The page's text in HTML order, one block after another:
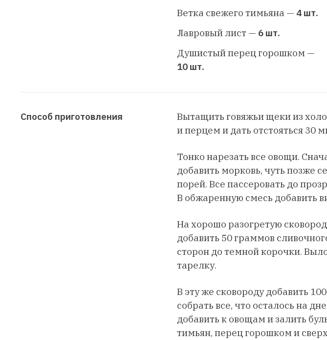
Ветка свежего тимьяна — 4 шт.
Лавровый лист — 6 шт.
Душистый перец горошком —
10 шт.
Способ приготовления
Вытащить говяжьи щеки из
и перцем и дать отстояться 30
Тонко нарезать все овощи.
добавить морковь, чуть позже
порей. Все пассеровать до
В обжаренную смесь добавить
На хорошо разогретую
добавить 50 граммов
сторон до темной корочки.
тарелку.
В эту же сковороду добавить
собрать все, что осталось на
добавить к овощам и залить
тимьян, перец горошком и